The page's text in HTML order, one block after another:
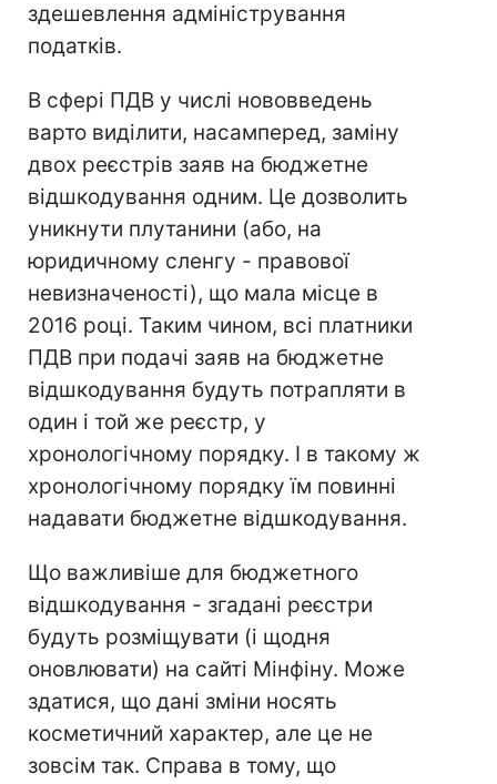
здешевлення адміністрування
податків.
В сфері ПДВ у числі нововведень
варто виділити, насамперед, заміну
двох реєстрів заяв на бюджетне
відшкодування одним. Це дозволить
уникнути плутанини (або, на
юридичному сленгу - правової
невизначеності), що мала місце в
2016 році. Таким чином, всі платники
ПДВ при подачі заяв на бюджетне
відшкодування будуть потрапляти в
один і той же реєстр, у
хронологічному порядку. І в такому ж
хронологічному порядку їм повинні
надавати бюджетне відшкодування.
Що важливіше для бюджетного
відшкодування - згадані реєстри
будуть розміщувати (і щодня
оновлювати) на сайті Мінфіну. Може
здатися, що дані зміни носять
косметичний характер, але це не
зовсім так. Справа в тому, що